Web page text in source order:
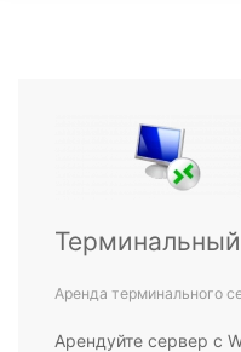
Аренда терминального
Арендуйте сервер с